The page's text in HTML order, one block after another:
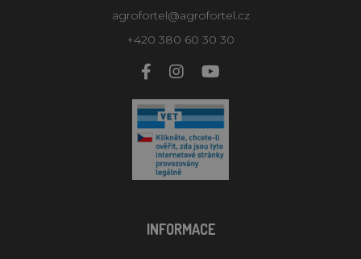
agrofortel@agrofortel.cz
+420 380 60 30 30
INFORMACE